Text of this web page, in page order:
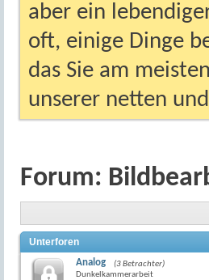
aber ein
oft, einige Dinge
das Sie am
unserer netten
Forum:
Unterforen
Analog
(3 Betrachter)
Dunkelkammerarbeit